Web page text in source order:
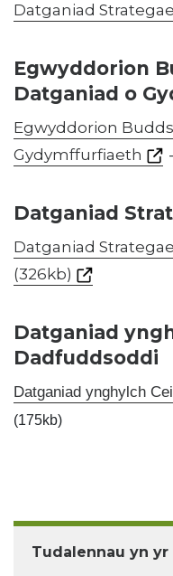
Datganiad
Egwyddorion
Datganiad o
Egwyddorion
Gydymffurfiaeth
Datganiad
Datganiad
(326kb)
Datganiad
Dadfuddsoddi
Datganiad ynghylch
(175kb)
Tudalennau yn yr